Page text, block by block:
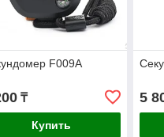
F009A
₸
Купить
5